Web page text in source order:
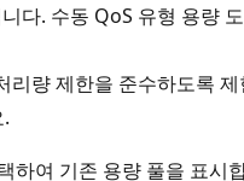
다. 수동 QoS 유형 용량
량 제한을 준수하도록
하여 기존 용량 풀을 표시